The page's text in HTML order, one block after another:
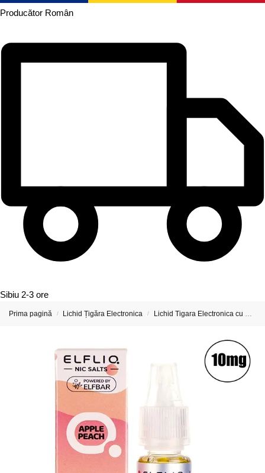
Producător Român
Sibiu 2-3 ore
Prima pagină / Lichid Țigăra Electronica / Lichid Tigara Electronica cu Nicotina